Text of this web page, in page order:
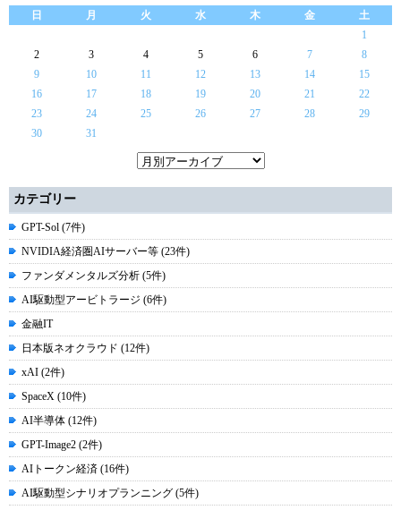
日
月 火 水 木 金
土
1
2
3 4 5 6 7
8
9
10 11 12 13 14
15
16
17 18 19 20 21
22
23
24 25 26 27 28
29
30
31
カテゴリー
GPT-Sol (7件)
NVIDIA経済圏AIサーバー等 (23件)
ファンダメンタルズ分析 (5件)
AI駆動型アービトラージ (6件)
金融IT
日本版ネオクラウド (12件)
xAI (2件)
SpaceX (10件)
AI半導体 (12件)
GPT-Image2 (2件)
AIトークン経済 (16件)
AI駆動型シナリオプランニング (5件)